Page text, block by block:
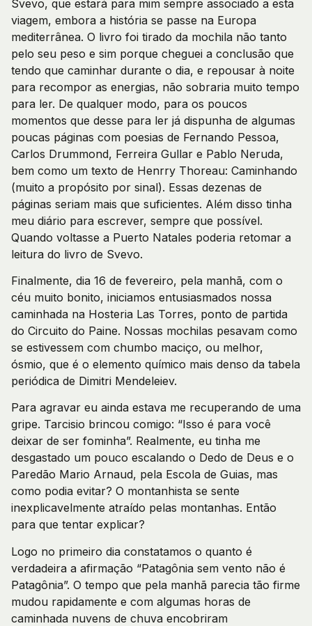
Svevo, que estará para mim sempre associado a esta
viagem, embora a história se passe na Europa
mediterrânea. O livro foi tirado da mochila não tanto
pelo seu peso e sim porque cheguei a conclusão que
tendo que caminhar durante o dia, e repousar à noite
para recompor as energias, não sobraria muito tempo
para ler. De qualquer modo, para os poucos
momentos que desse para ler já dispunha de algumas
poucas páginas com poesias de Fernando Pessoa,
Carlos Drummond, Ferreira Gullar e Pablo Neruda,
bem como um texto de Henrry Thoreau: Caminhando
(muito a propósito por sinal). Essas dezenas de
páginas seriam mais que suficientes. Além disso tinha
meu diário para escrever, sempre que possível.
Quando voltasse a Puerto Natales poderia retomar a
leitura do livro de Svevo.
Finalmente, dia 16 de fevereiro, pela manhã, com o
céu muito bonito, iniciamos entusiasmados nossa
caminhada na Hosteria Las Torres, ponto de partida
do Circuito do Paine. Nossas mochilas pesavam como
se estivessem com chumbo maciço, ou melhor,
ósmio, que é o elemento químico mais denso da tabela
periódica de Dimitri Mendeleiev.
Para agravar eu ainda estava me recuperando de uma
gripe. Tarcisio brincou comigo: “Isso é para você
deixar de ser fominha”. Realmente, eu tinha me
desgastado um pouco escalando o Dedo de Deus e o
Paredão Mario Arnaud, pela Escola de Guias, mas
como podia evitar? O montanhista se sente
inexplicavelmente atraído pelas montanhas. Então
para que tentar explicar?
Logo no primeiro dia constatamos o quanto é
verdadeira a afirmação “Patagônia sem vento não é
Patagônia”. O tempo que pela manhã parecia tão firme
mudou rapidamente e com algumas horas de
caminhada nuvens de chuva encobriram